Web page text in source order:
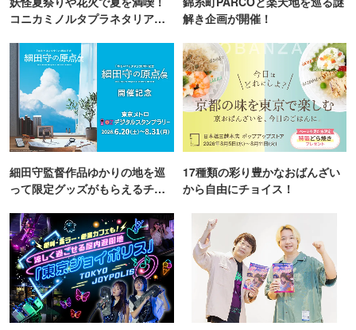
コニカミノルタプラネタリア
解き企画が開催！
細田守監督作品ゆかりの地を巡
って限定グッズがもらえるチャ
17種類の彩り豊かなおばんざい
から自由にチョイス！